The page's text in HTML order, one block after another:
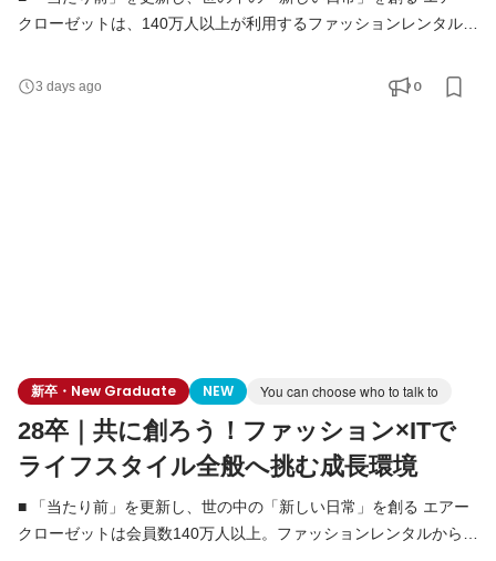
クローゼットは、140万人以上が利用するファッションレンタルか
など、複数事業を展開するライフスタイルプラットフォームへと
3 days ago 0
新卒・New Graduate NEW You can choose who to talk to
28卒｜共に創ろう！ファッション×ITで
ライフスタイル全般へ挑む成長環境
■ 「当たり前」を更新し、世の中の「新しい日常」を創る エアー
クローゼットは会員数140万人以上。ファッションレンタルから始